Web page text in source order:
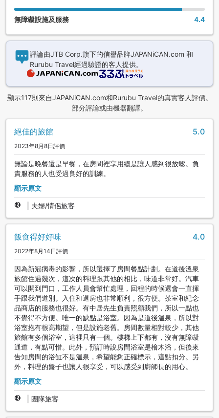
無障礙設施及服務 4.4
評論由JTB Corp.旗下的信譽品牌JAPANiCAN.com 和
Rurubu Travel經過驗證的客人提供。
顯示117則來自JAPANiCAN.com和Rurubu Travel的真實客人評價。
部分評論或由機器翻譯。
絕佳的旅館 5.0
2023年8月8日評價
無論是晚餐還是早餐，在房間裡享用總是讓人感到很放鬆。負
責服務的人也受過良好的訓練。
顯示原文
夫婦/情侶旅客
飯食得好好味 4.0
2022年8月14日評價
因為新冠病毒的影響，所以選擇了房間餐點計劃。在道後溫泉
旅館住過幾次，這次的料理跟其他的相比，味道非常好。汽車
可以開到門口，工作人員會幫忙處理，回程的時候還會一直揮
手跟我們道別。入住和退房也非常順利，很方便。茶室和紀念
品商店的服務也很好。有中居先生負責照顧我們，所以一點也
不覺得不方便。唯一的缺點是浴室。因為是道後溫泉，所以對
浴室抱有很高期望，但是設施老舊。房間數量相對較少，其他
旅館有多個浴室，這裡只有一個。樓梯上下都有，沒有無障礙
通道，有點可惜。此外，預訂時說房間浴室是檜木浴，但後來
告知房間的浴缸不是溫泉，希望能夠正確標示，這點扣分。另
外，料理的盤子也讓人很享受，可以感受到廚師長的用心。
顯示原文
團隊旅客